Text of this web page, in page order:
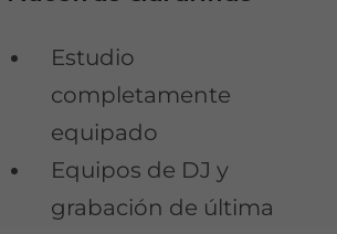
Estudio
completamente
equipado
Equipos de DJ y
grabación de última